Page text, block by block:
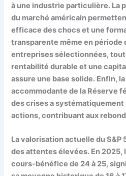
à une industrie particulière. La
du marché américain
efficace des chocs et une
transparente même en période
entreprises sélectionnées,
rentabilité durable et une
assure une base solide. Enfin,
accommodante de la Réserve
des crises a
actions, contribuant aux
La valorisation actuelle du
des attentes élevées. En
cours-bénéfice de 24 à 25,